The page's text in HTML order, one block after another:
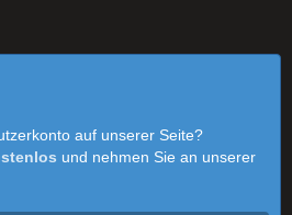
auf unserer Seite?
und nehmen Sie an unserer